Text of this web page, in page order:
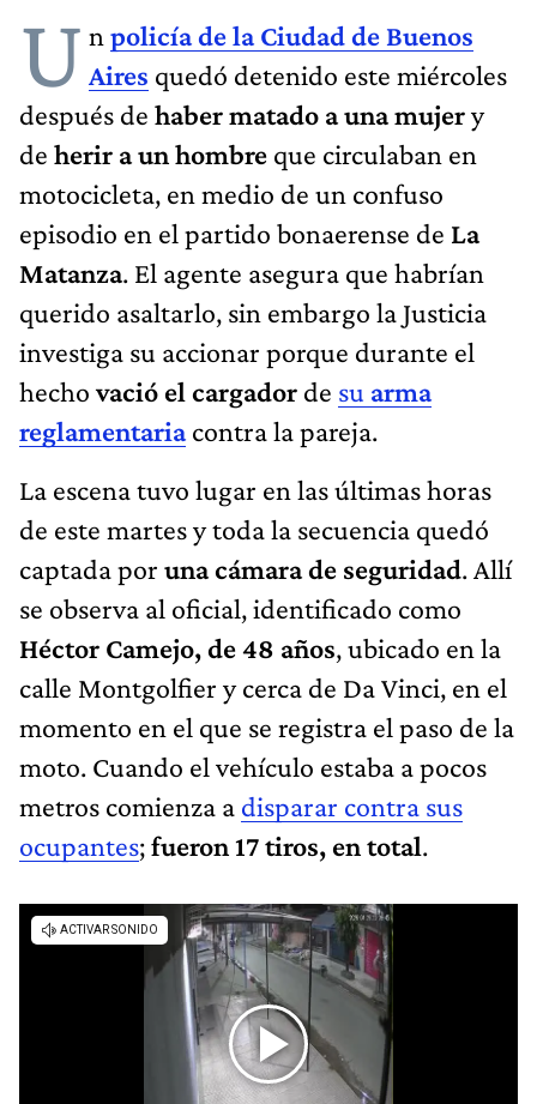
U n policía de la Ciudad de Buenos
Aires quedó detenido este miércoles
después de haber matado a una mujery
de herir a un hombre que circulaban en
motocicleta, en medio de un confuso
episodio en el partido bonaerense de La
Matanza. El agente asegura que habrían
querido asaltarlo, sin embargo la Justicia
investiga su accionar porque durante el
hechovació el cargador de su arma
reglamentariacontra la pareja.
La escena tuvo lugar en las últimas horas
de este martes y toda la secuencia quedó
captada por una cámara de seguridad. Allí
se observa al oficial, identificado como
Héctor Camejo, de 48 años, ubicado en la
calle Montgolfier y cerca de Da Vinci, en el
momento en el que se registra el paso de la
moto. Cuando el vehículo estaba a pocos
metros comienza a disparar contra sus
ocupantes;fueron 17 tiros, en total.